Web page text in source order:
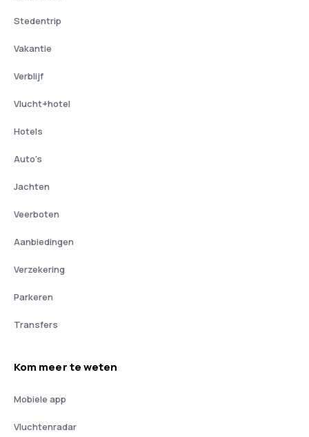
Stedentrip
Vakantie
Verblijf
Vlucht+hotel
Hotels
Auto's
Jachten
Veerboten
Aanbiedingen
Verzekering
Parkeren
Transfers
Kom meer te weten
Mobiele app
Vluchtenradar